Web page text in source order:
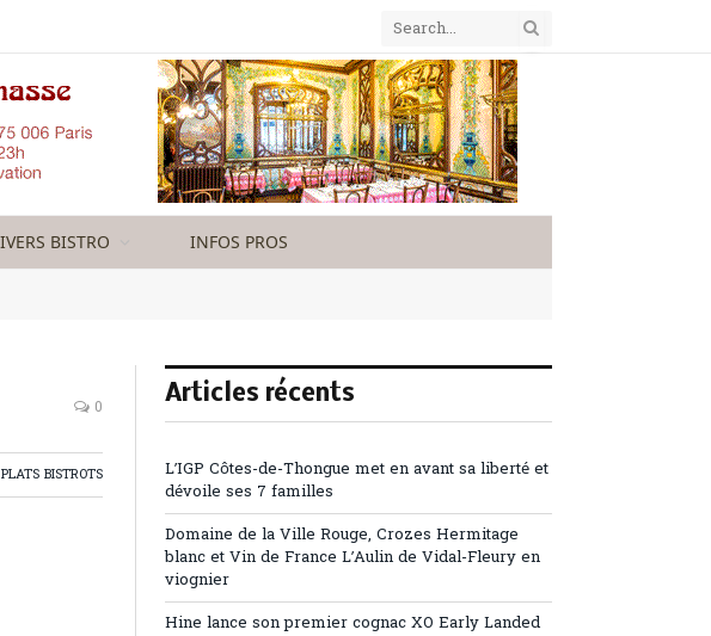
BISTRO INFOS PROS
0
PLATS BISTROTS
Articles récents
L’IGP Côtes-de-Thongue met en avant sa liberté et
dévoile ses 7 familles
Domaine de la Ville Rouge, Crozes Hermitage
blanc et Vin de France L’Aulin de Vidal-Fleury en
viognier
Hine lance son premier cognac XO Early Landed